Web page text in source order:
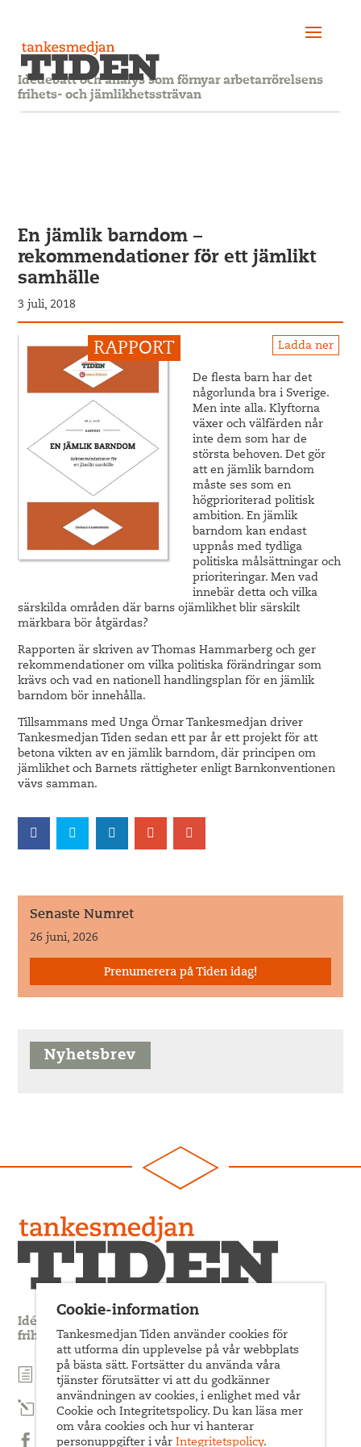
Idédebatt och analys som förnyar arbetarrörelsens
frihets- och jämlikhetssträvan
En jämlik barndom –
rekommendationer för ett jämlikt
samhälle
3 juli, 2018
Ladda ner
De flesta barn har det
någorlunda bra i Sverige.
Men inte alla. Klyftorna
växer och välfärden når
inte dem som har de
största behoven. Det gör
att en jämlik barndom
måste ses som en
högprioriterad politisk
ambition. En jämlik
barndom kan endast
uppnås med tydliga
politiska målsättningar och
prioriteringar. Men vad
innebär detta och vilka
särskilda områden där barns ojämlikhet blir särskilt
märkbara bör åtgärdas?
Rapporten är skriven av Thomas Hammarberg och ger
rekommendationer om vilka politiska förändringar som
krävs och vad en nationell handlingsplan för en jämlik
barndom bör innehålla.
Tillsammans med Unga Örnar Tankesmedjan driver
Tankesmedjan Tiden sedan ett par år ett projekt för att
betona vikten av en jämlik barndom, där principen om
jämlikhet och Barnets rättigheter enligt Barnkonventionen
vävs samman.
Senaste Numret
26 juni, 2026
Prenumerera på Tiden idag!
Nyhetsbrev
Idédebatt och analys som förnyar arbetarrörelsens
frihets- och jämlikhetssträvan
Prenumerera på nyhetsbrev
Prenumerera på Tiden Magasin
Följ oss på Facebook
Cookie-information
Tankesmedjan Tiden använder cookies för
att utforma din upplevelse på vår webbplats
på bästa sätt. Fortsätter du använda våra
tjänster förutsätter vi att du godkänner
användningen av cookies, i enlighet med vår
Cookie och Integritetspolicy. Du kan läsa mer
om våra cookies och hur vi hanterar
personuppgifter i vår Integritetspolicy.